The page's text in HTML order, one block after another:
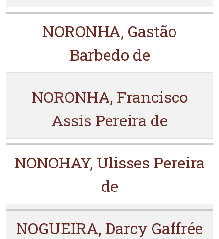
NORONHA, Gastão
Barbedo de
NORONHA, Francisco
Assis Pereira de
NONOHAY, Ulisses Pereira
de
NOGUEIRA, Darcy Gaffrée